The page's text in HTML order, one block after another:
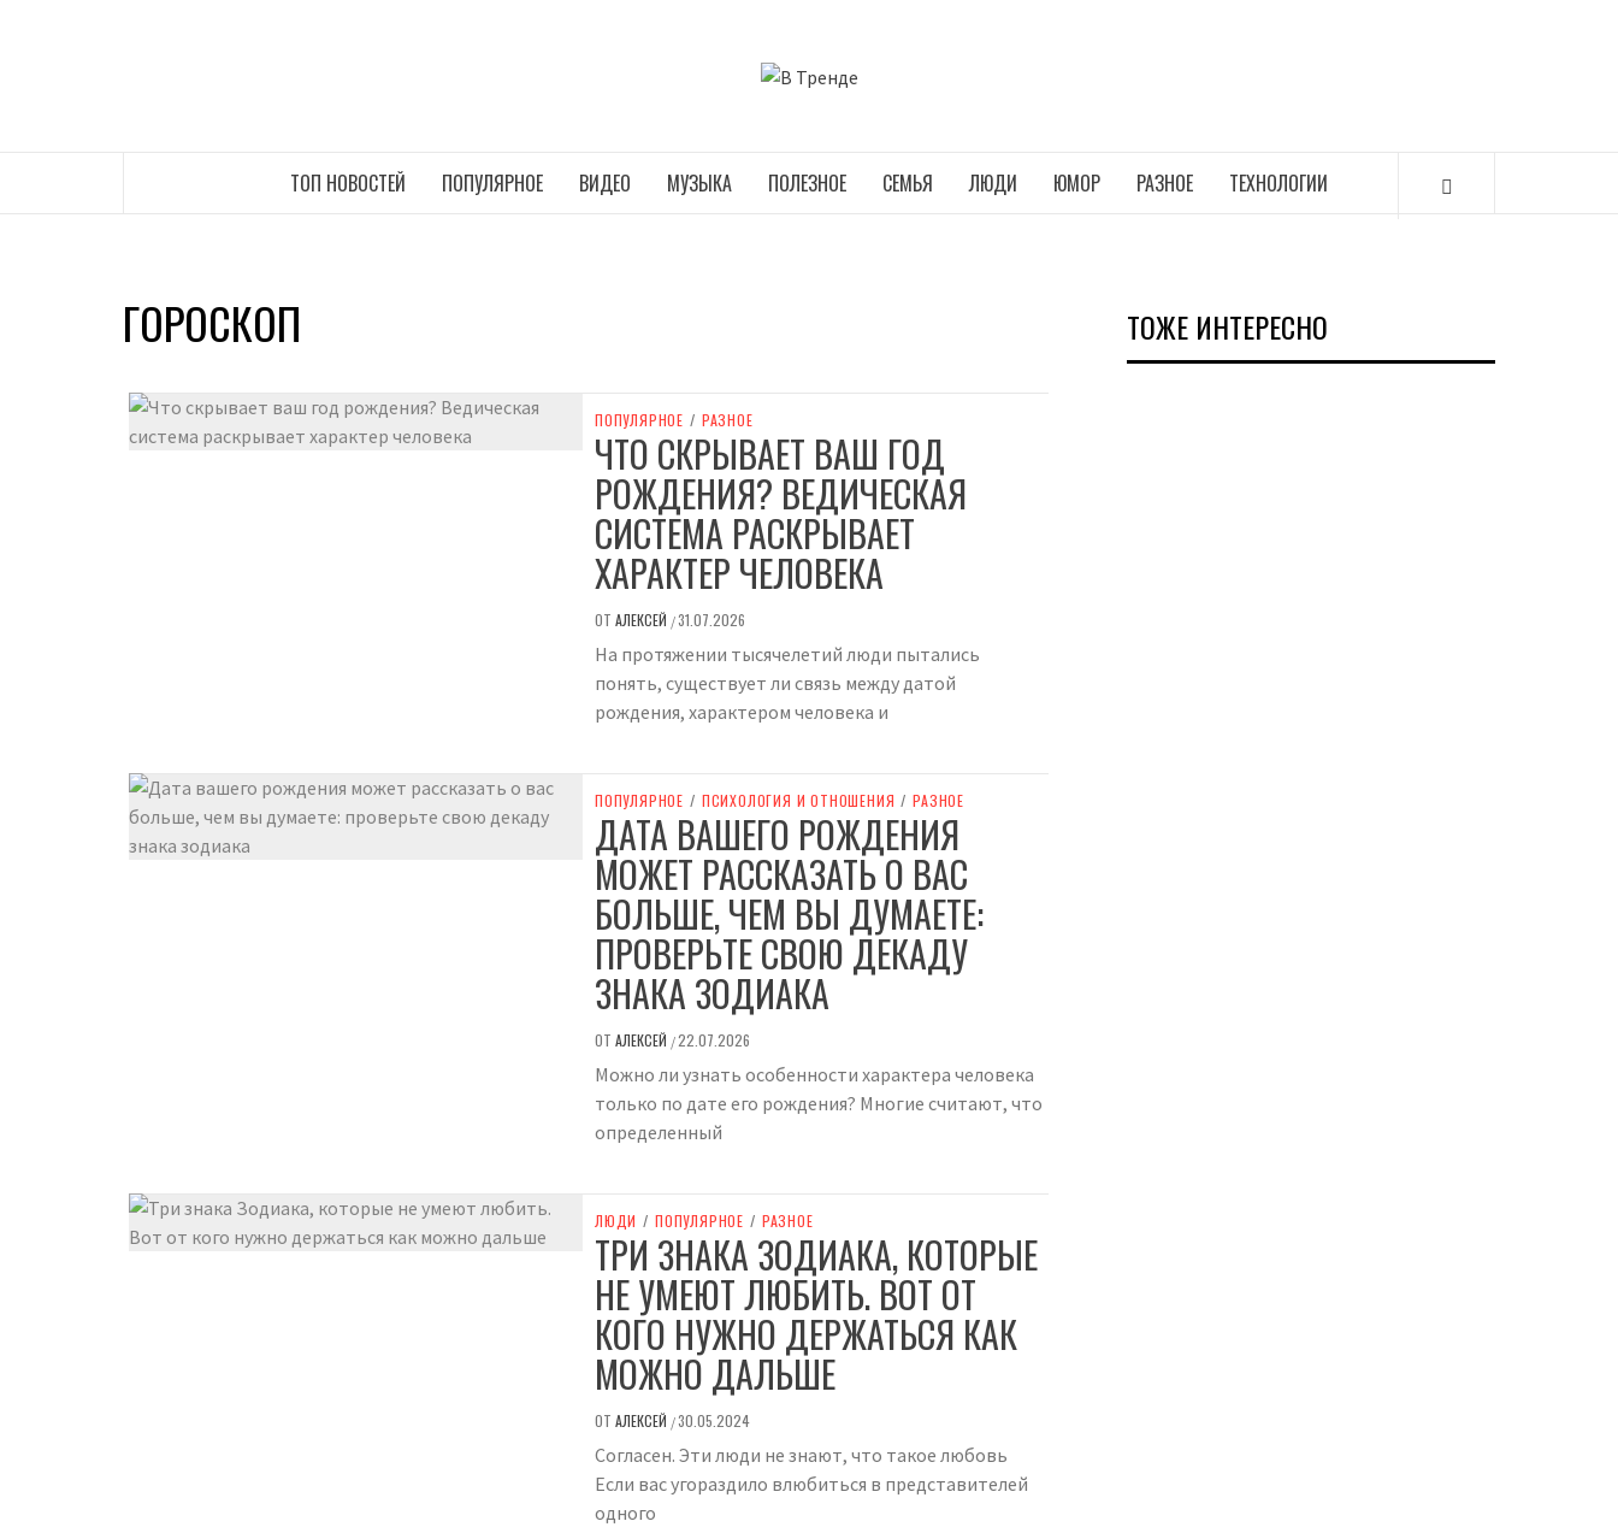
ТОП НОВОСТЕЙ ПОПУЛЯРНОЕ ВИДЕО МУЗЫКА ПОЛЕЗНОЕ СЕМЬЯ ЛЮДИ ЮМОР РАЗНОЕ ТЕХНОЛОГИИ
ГОРОСКОП
ПОПУЛЯРНОЕ / РАЗНОЕ
ЧТО СКРЫВАЕТ ВАШ ГОД
РОЖДЕНИЯ? ВЕДИЧЕСКАЯ
СИСТЕМА РАСКРЫВАЕТ
ХАРАКТЕР ЧЕЛОВЕКА
ОТ АЛЕКСЕЙ /31.07.2026
На протяжении тысячелетий люди пытались
понять, существует ли связь между датой
рождения, характером человека и
ПОПУЛЯРНОЕ / ПСИХОЛОГИЯ И ОТНОШЕНИЯ / РАЗНОЕ
ДАТА ВАШЕГО РОЖДЕНИЯ
МОЖЕТ РАССКАЗАТЬ О ВАС
БОЛЬШЕ, ЧЕМ ВЫ ДУМАЕТЕ:
ПРОВЕРЬТЕ СВОЮ ДЕКАДУ
ЗНАКА ЗОДИАКА
ОТ АЛЕКСЕЙ /22.07.2026
Можно ли узнать особенности характера человека
только по дате его рождения? Многие считают, что
определенный
ЛЮДИ / ПОПУЛЯРНОЕ / РАЗНОЕ
ТРИ ЗНАКА ЗОДИАКА, КОТОРЫЕ
НЕ УМЕЮТ ЛЮБИТЬ. ВОТ ОТ
КОГО НУЖНО ДЕРЖАТЬСЯ КАК
МОЖНО ДАЛЬШЕ
ОТ АЛЕКСЕЙ /30.05.2024
Согласен. Эти люди не знают, что такое любовь
Если вас угораздило влюбиться в представителей
одного
ТОЖЕ ИНТЕРЕСНО